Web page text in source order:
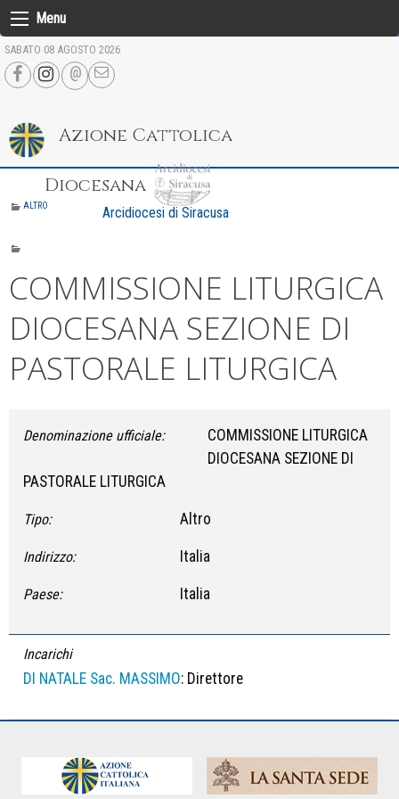
Skip
to
content
Menu
SABATO 08 AGOSTO 2026
Azione Cattolica
Diocesana
Arcidiocesi di Siracusa
ALTRO
COMMISSIONE LITURGICA
DIOCESANA SEZIONE DI
PASTORALE LITURGICA
Denominazione ufficiale:
COMMISSIONE LITURGICA
DIOCESANA SEZIONE DI
PASTORALE LITURGICA
Tipo: Altro
Indirizzo: Italia
Paese: Italia
Incarichi
DI NATALE Sac. MASSIMO: Direttore